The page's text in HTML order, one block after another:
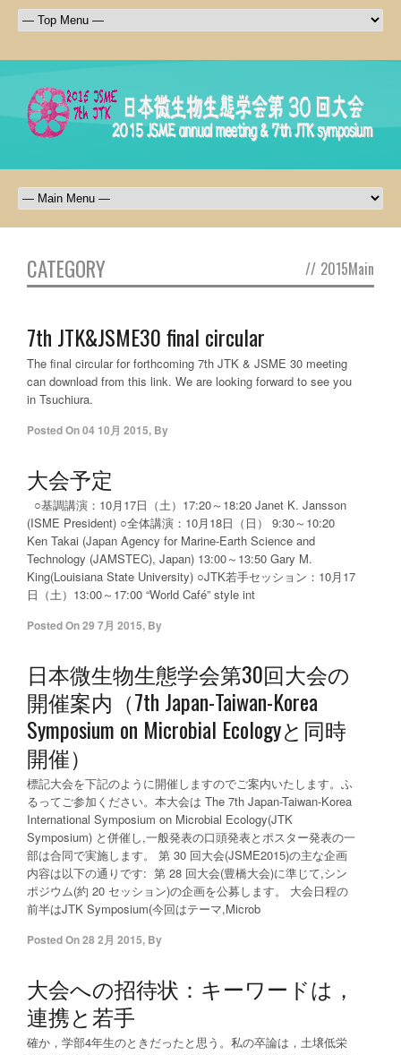
CATEGORY // 2015Main
7th JTK&JSME30 final circular
The final circular for forthcoming 7th JTK & JSME 30 meeting
can download from this link. We are looking forward to see you
in Tsuchiura.
Posted On04 10月 2015, By
大会予定
○基調講演：10月17日（土）17:20～18:20 Janet K. Jansson
(ISME President) ○全体講演：10月18日（日） 9:30～10:20
Ken Takai (Japan Agency for Marine-Earth Science and
Technology (JAMSTEC), Japan) 13:00～13:50 Gary M.
King(Louisiana State University) ○JTK若手セッション：10月17
日（土）13:00～17:00 “World Café” style int
Posted On29 7月 2015, By
日本微生物生態学会第30回大会の
開催案内（7th Japan-Taiwan-Korea
Symposium on Microbial Ecologyと同時
開催）
標記大会を下記のように開催しますのでご案内いたします。ふ
るってご参加ください。本大会は The 7th Japan-Taiwan-Korea
International Symposium on Microbial Ecology(JTK
Symposium) と併催し,一般発表の口頭発表とポスター発表の一
部は合同で実施します。 第 30 回大会(JSME2015)の主な企画
内容は以下の通りです: 第 28 回大会(豊橋大会)に準じて,シン
ポジウム(約 20 セッション)の企画を公募します。 大会日程の
前半はJTK Symposium(今回はテーマ,Microb
Posted On28 2月 2015, By
大会への招待状：キーワードは，
連携と若手
確か，学部4年生のときだったと思う。私の卒論は，土壌低栄